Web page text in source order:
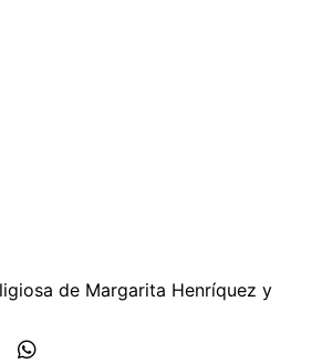
de Margarita Henríquez y